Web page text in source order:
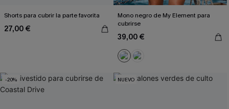
Shorts para cubrir la parte favorita
27,00 €
Mono negro de My Element para
cubrirse
39,00 €
-20% NUEVO